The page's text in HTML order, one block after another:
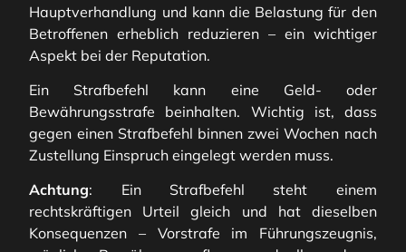
Hauptverhandlung und kann die Belastung für den
Betroffenen erheblich reduzieren – ein wichtiger
Aspekt bei der Reputation.
Ein Strafbefehl kann eine Geld- oder
Bewährungsstrafe beinhalten. Wichtig ist, dass
gegen einen Strafbefehl binnen zwei Wochen nach
Zustellung Einspruch eingelegt werden muss.
Achtung: Ein Strafbefehl steht einem
rechtskräftigen Urteil gleich und hat dieselben
Konsequenzen – Vorstrafe im Führungszeugnis,